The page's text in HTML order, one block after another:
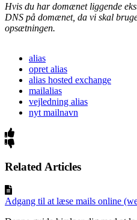
Hvis du har domænet liggende
DNS på domænet, da vi skal
opsætningen.
alias
opret alias
alias hosted exchange
mailalias
vejledning alias
nyt mailnavn
Related Articles
Adgang til at læse mails online